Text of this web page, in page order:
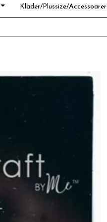
Kläder/Plussize/Accessoarer